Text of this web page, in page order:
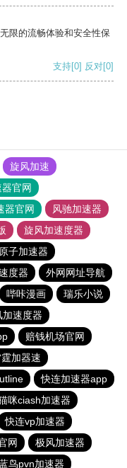
限的流畅体验和安全性保
支持[0] 反对[0]
旋风加速
官网
器官网
风驰加速器
旋风加速度器
原子加速器
度器
外网网址导航
哔咔漫画
瑞乐小说
加速度器
赔钱机场官网
加器速
快连加速器app
咪ciash加速器
快连vp加速器
网
极风加速器
鸟pvn加速器